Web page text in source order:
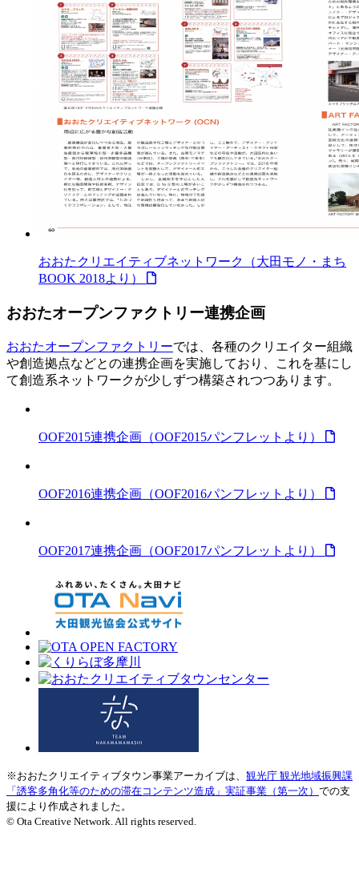
おおたクリエイティブネットワーク（大田モノ・まち
BOOK 2018より）
おおたオープンファクトリー連携企画
おおたオープンファクトリーでは、各種のクリエイター組織
や創造拠点などとの連携企画を実施しており、これを基にし
て創造系ネットワークが少しずつ構築されつつあります。
OOF2015連携企画（OOF2015パンフレットより）
OOF2016連携企画（OOF2016パンフレットより）
OOF2017連携企画（OOF2017パンフレットより）
※おおたクリエイティブタウン事業アーカイブは、 観光庁 観光地域振興課
「誘客多角化等のための滞在コンテンツ造成」実証事業（第一次） での支
援により作成されました。
© Ota Creative Network. All rights reserved.